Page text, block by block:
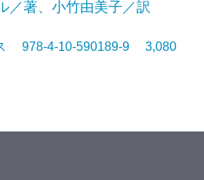
／著、小竹由美子／訳
978-4-10-590189-9 3,080